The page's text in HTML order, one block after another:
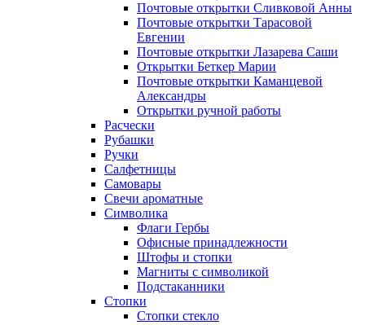
Почтовые открытки Сливковой Анны
Почтовые открытки Тарасовой
Евгении
Почтовые открытки Лазарева Саши
Открытки Беткер Марии
Почтовые открытки Каманцевой
Александры
Открытки ручной работы
Расчески
Рубашки
Ручки
Салфетницы
Самовары
Свечи ароматные
Символика
Флаги Гербы
Офисные принадлежности
Штофы и стопки
Магниты с символикой
Подстаканники
Стопки
Стопки стекло